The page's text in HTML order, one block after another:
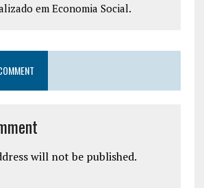
em Economia Social.
will not be published.